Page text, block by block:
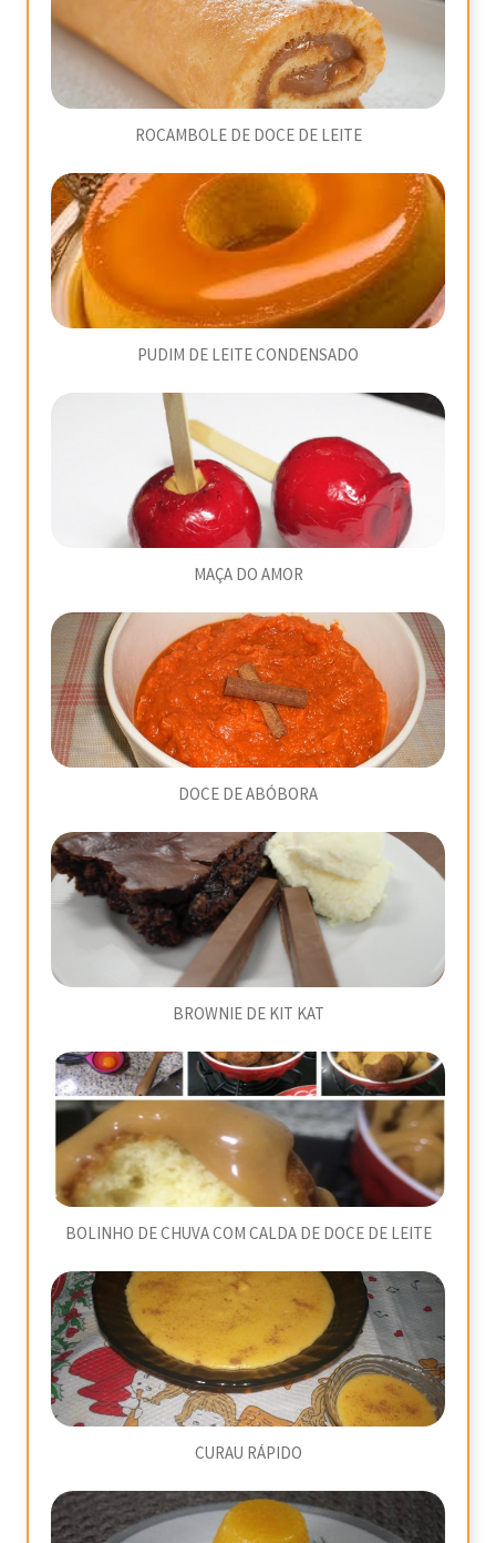
ROCAMBOLE DE DOCE DE LEITE
PUDIM DE LEITE CONDENSADO
MAÇA DO AMOR
DOCE DE ABÓBORA
BROWNIE DE KIT KAT
BOLINHO DE CHUVA COM CALDA DE DOCE DE LEITE
CURAU RÁPIDO